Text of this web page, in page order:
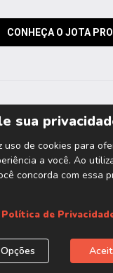
CONHEÇA O JOTA PRO